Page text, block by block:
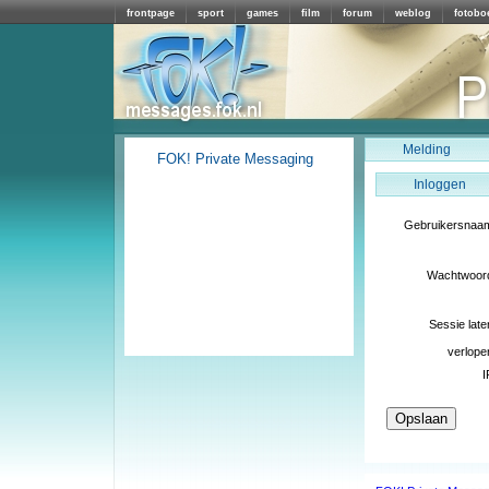
frontpage sport games film forum weblog
Melding
Inloggen
Sessie
FOK! Private Messaging